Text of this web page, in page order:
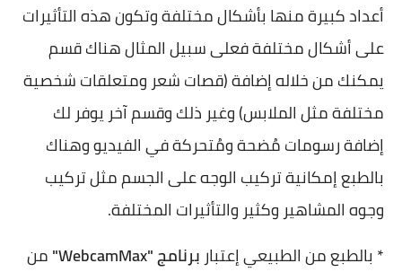
أعداد كبيرة منها بأشكال مختلفة وتكون هذه التأثيرات
على أشكال مختلفة فعلى سبيل المثال هناك قسم
يمكنك من خلاله إضافة (قصات شعر ومتعلقات شخصية
مختلفة مثل الملابس) وغير ذلك وقسم آخر يوفر لك
إضافة رسومات مُضحة ومُتحركة في الفيديو وهناك
بالطبع إمكانية تركيب الوجه على الجسم مثل تركيب
وجوه المشاهير وكثير والتأثيرات المختلفة.
* بالطبع من الطبيعي إعتبار برنامج "WebcamMax"
من